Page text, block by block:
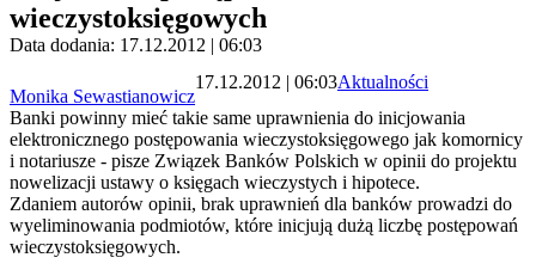
wieczystoksięgowych
Data dodania: 17.12.2012 | 06:03
Monika Sewastianowicz
17.12.2012 | 06:03Aktualności
Banki powinny mieć takie same uprawnienia do inicjowania
elektronicznego postępowania wieczystoksięgowego jak komornicy
i notariusze - pisze Związek Banków Polskich w opinii do projektu
nowelizacji ustawy o księgach wieczystych i hipotece.
Zdaniem autorów opinii, brak uprawnień dla banków prowadzi do
wyeliminowania podmiotów, które inicjują dużą liczbę postępowań
wieczystoksięgowych.